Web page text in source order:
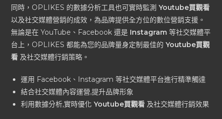
同時，OPLIKES 的數據分析工具也可實時監測Youtube買觀看
以及社交媒體營銷的成效，為品牌提供全方位的數位營銷支援。
無論是在 YouTube、Facebook 還是 Instagram 等社交媒體平
台上，OPLIKES 都能為您的品牌量身定制最佳的Youtube買觀
看 及社交媒體行銷策略。
運用 Facebook、Instagram 等社交媒體平台進行精準觸達
結合社交媒體內容運營,提升品牌形象
利用數據分析,實時優化Youtube買觀看 及社交媒體行銷效果